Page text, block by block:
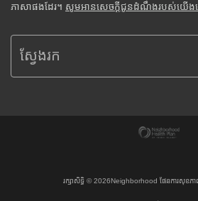
ភាសាផងដែរ។ សូមអានសេចក្តីជូនដំណឹងរបស់យើងន
រក្សាសិទ្ធិ ©2026Neighborhood ផែនការសុខភ